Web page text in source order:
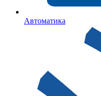
Автоматика